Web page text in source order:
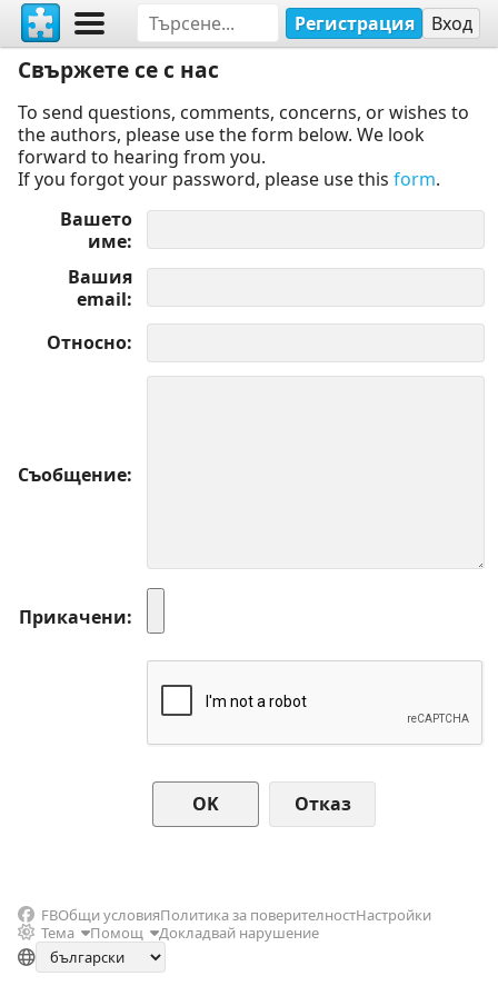
Регистрация Вход
Свържете се с нас
To send questions, comments, concerns, or wishes to
the authors, please use the form below. We look
forward to hearing from you.
If you forgot your password, please use this form.
Вашето
име
Вашия
email
Относно
Съобщение
Прикачени
Отказ
FBОбщи условияПолитика за поверителностНастройки
Тема
Помощ Докладвай нарушение